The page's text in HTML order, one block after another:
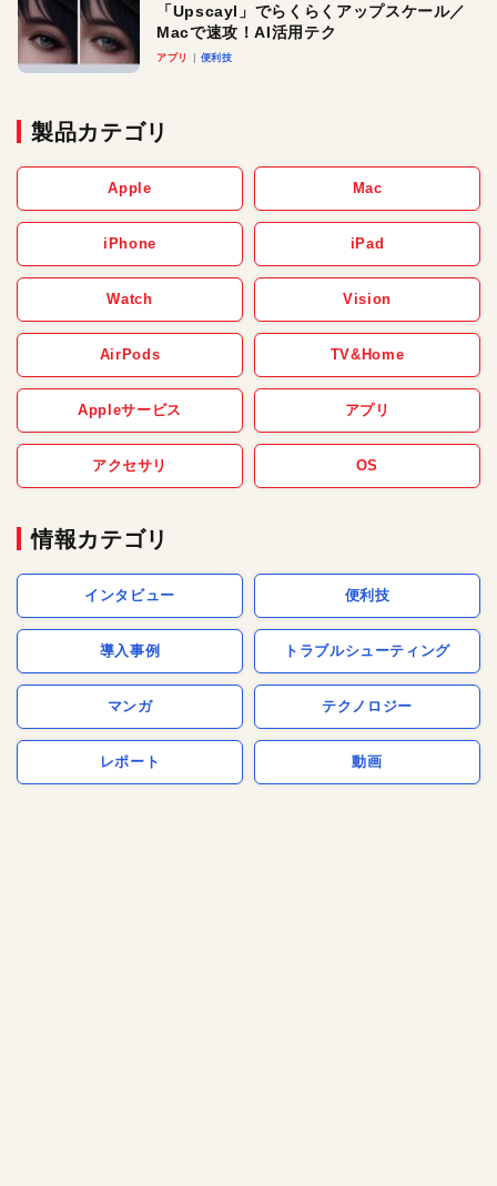
「Upscayl」でらくらくアップスケール／
Macで速攻！AI活用テク
アプリ 便利技
製品カテゴリ
Apple Mac
iPhone iPad
Watch Vision
AirPods TV&Home
Appleサービス アプリ
アクセサリ OS
情報カテゴリ
インタビュー 便利技
導入事例 トラブルシューティング
マンガ テクノロジー
レポート 動画